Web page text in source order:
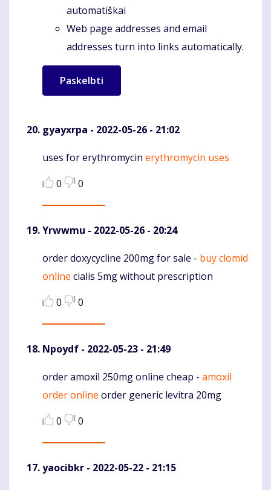
automatiškai
Web page addresses and email
addresses turn into links automatically.
gyayxrpa - 2022-05-26 - 21:02
Komentaras
uses for erythromycin erythromycin uses
0
0
Yrwwmu - 2022-05-26 - 20:24
Komentaras
order doxycycline 200mg for sale - buy clomid
online cialis 5mg without prescription
0
0
Npoydf - 2022-05-23 - 21:49
Komentaras
order amoxil 250mg online cheap - amoxil
order online order generic levitra 20mg
0
0
yaocibkr - 2022-05-22 - 21:15